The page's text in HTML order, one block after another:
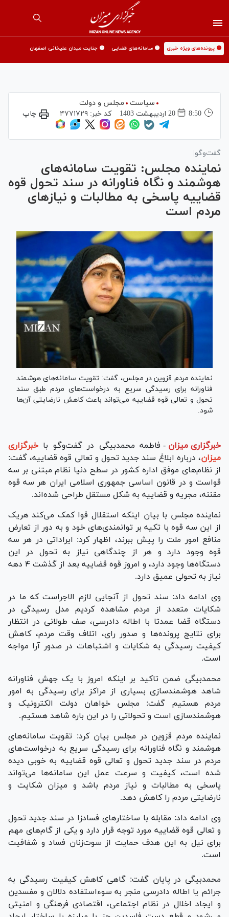
🟡 پرونده‌های ویژه خبری 🟡 سامانه‌های قضایی 🟡 جنایت میدان علیخانی اصفهان
سیاست
مجلس و دولت
8:50
20 ارديبهشت 1403 کد خبر: ۴۷۷۱۷۲۹ چاپ
گفت‌وگو|
نماینده مجلس: تقویت سامانه‌های
هوشمند و نگاه فناورانه در سند تحول قوه
قضاییه پاسخی به مطالبات و نیازهای
مردم است
نماینده مردم قزوین در مجلس، گفت: تقویت سامانه‌های هوشمند
فناورانه برای رسیدگی سریع به درخواست‌های مردم طبق سند
تحول و تعالی قوه قضاییه می‌تواند باعث کاهش نارضایتی آن‌ها
شود.
خبرگزاری میزان - فاطمه محمدبیگی در گفت‌وگو با خبرگزاری
میزان، درباره ابلاغ سند جدید تحول و تعالی قوه قضاییه، گفت:
از نظام‌های موفق اداره کشور در سطح دنیا نظام مبتنی بر سه
قواست و در قانون اساسی جمهوری اسلامی ایران هر سه قوه
مقننه، مجریه و قضاییه به شکل مستقل طراحی شده‌اند.
نماینده مجلس با بیان اینکه استقلال قوا کمک می‌کند هریک
از این سه قوه با تکیه بر توانمندی‌های خود و به دور از تعارض
منافع امور ملت را پیش ببرند، اظهار کرد: ایراداتی در هر سه
قوه وجود دارد و هر از چندگاهی نیاز به تحول در این
دستگاه‌ها وجود دارد، و امروز قوه قضاییه بعد از گذشت ۴ دهه
نیاز به تحولی عمیق دارد.
وی ادامه داد: سند تحول از آنجایی لازم الاجراست که ما در
شکایات متعدد از مردم مشاهده کردیم مدل رسیدگی در
دستگاه قضا عمدتا با اطاله دادرسی، صف طولانی در انتظار
برای نتایج پرونده‌ها و صدور رای، اتلاف وقت مردم، کاهش
کیفیت رسیدگی به شکایات و اشتباهات در صدور آرا مواجه
است.
محمدبیگی ضمن تاکید بر اینکه امروز با یک جهش فناورانه
شاهد هوشمندسازی بسیاری از مراکز برای رسیدگی به امور
مردم هستیم گفت: مجلس خواهان دولت الکترونیک و
هوشمندسازی است و تحولاتی را در این باره شاهد هستیم.
نماینده مردم قزوین در مجلس بیان کرد: تقویت سامانه‌های
هوشمند و نگاه فناورانه برای رسیدگی سریع به درخواست‌های
مردم در سند جدید تحول و تعالی قوه قضاییه به خوبی دیده
شده است، کیفیت و سرعت عمل این سامانه‌ها می‌تواند
پاسخی به مطالبات و نیاز مردم باشد و میزان شکایت و
نارضایتی مردم را کاهش دهد.
وی ادامه داد: مقابله با ساختار‌های فسادزا در سند جدید تحول
و تعالی قوه قضاییه مورد توجه قرار دارد و یکی از گام‌های مهم
برای نیل به این هدف حمایت از سوت‌زنان فساد و شفافیت
است.
محمدبیگی در پایان گفت: گاهی کاهش کیفیت رسیدگی به
جرائم یا اطاله دادرسی منجر به سوءاستفاده دلالان و مفسدین
و ایجاد اخلال در نظام اجتماعی، اقتصادی فرهنگی و امنیتی